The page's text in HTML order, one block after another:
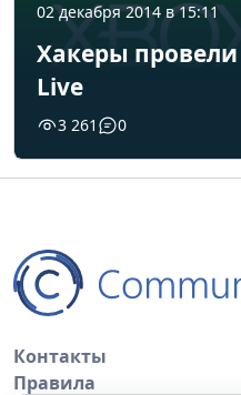
02 декабря 2014 в 15:11
Хакеры провели
Live
3 261 0
Контакты
Правила